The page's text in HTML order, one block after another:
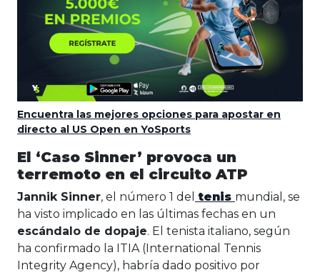
Encuentra las mejores opciones para apostar en
directo al US Open en YoSports
El ‘Caso Sinner’ provoca un
terremoto en el circuito ATP
Jannik Sinner, el número 1 del tenis mundial, se
ha visto implicado en las últimas fechas en un
escándalo de dopaje. El tenista italiano, según
ha confirmado la ITIA (International Tennis
Integrity Agency), habría dado positivo por